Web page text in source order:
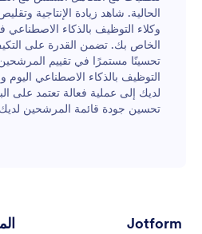
الحالية. شاهد زيادة الإنتاجية
وكلاء التوظيف بالذكاء
الخاص بك. تضمن القدرة على
تحسينًا مستمرًا في تقييم
التوظيف بالذكاء الاصطناعي
لديك إلى عملية فعالة تعتمد على
تحسين جودة قائمة المرشحين
Jotform